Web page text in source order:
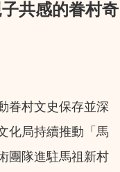
共感的眷村奇
眷村文史保存並深
化局持續推動「馬
團隊進駐馬祖新村